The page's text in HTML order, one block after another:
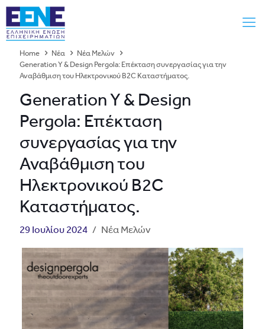
Home Νέα
Νέα Μελών
Generation Y & Design Pergola: Επέκταση συνεργασίας για την
Αναβάθμιση του Ηλεκτρονικού B2C Καταστήματος.
Generation Y & Design
Pergola: Επέκταση
συνεργασίας για την
Αναβάθμιση του
Ηλεκτρονικού B2C
Καταστήματος.
29 Ιουλίου 2024 / Νέα Μελών